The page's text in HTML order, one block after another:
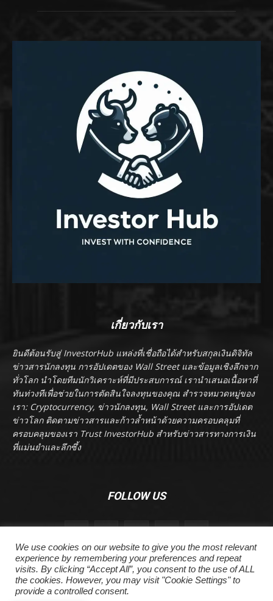
เกี่ยวกับเรา
ยินดีต้อนรับสู่ InvestorHub แหล่งที่เชื่อถือได้สำหรับสกุลเงินดิจิทัล
ข่าวสารนักลงทุน การอัปเดตของ Wall Street และข้อมูลเชิงลึกจาก
ทั่วโลก นำโดยทีมนักวิเคราะห์ที่มีประสบการณ์ เรานำเสนอเนื้อหาที่
ทันท่วงทีเพื่อช่วยในการตัดสินใจลงทุนของคุณ สำรวจหมวดหมู่ของ
เรา: Cryptocurrency, ข่าวนักลงทุน, Wall Street และการอัปเดต
ข่าวโลก ติดตามข่าวสารและก้าวล้ำหน้าด้วยความครอบคลุมที่
ครอบคลุมของเรา Trust InvestorHub สำหรับข่าวสารทางการเงิน
ที่แม่นยำและลึกซึ้ง
FOLLOW US
ลิขสิทธิ์ © ลิขสิทธิ์ 2024 investorhub.click สงวนลิขสิทธิ์
We use cookies on our website to give you the most relevant
experience by remembering your preferences and repeat
visits. By clicking “Accept All”, you consent to the use of ALL
the cookies. However, you may visit "Cookie Settings" to
provide a controlled consent.